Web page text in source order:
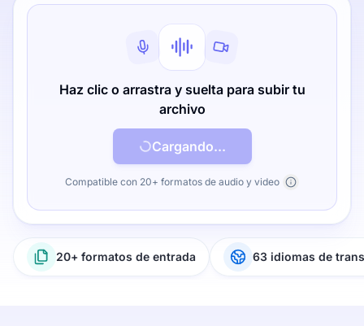
Haz clic o arrastra y suelta para subir tu
archivo
Cargando...
Compatible con 20+ formatos de audio y video
20+ formatos de entrada 63 idiomas de